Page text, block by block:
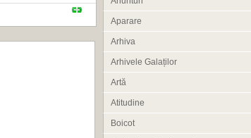
Aparare
Arhiva
Arhivele Galaților
Artă
Atitudine
Boicot